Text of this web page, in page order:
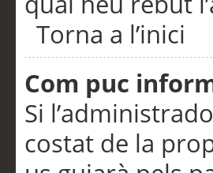
Torna a l’inici
Com puc
Si
costat de la